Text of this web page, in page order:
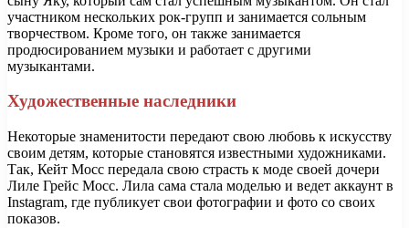
участником нескольких рок-групп и занимается сольным
творчеством. Кроме того, он также занимается
продюсированием музыки и работает с другими
музыкантами.
Художественные наследники
Некоторые знаменитости передают свою любовь к искусству
своим детям, которые становятся известными художниками.
Так, Кейт Мосс передала свою страсть к моде своей дочери
Лиле Грейс Мосс. Лила сама стала моделью и ведет аккаунт в
Instagram, где публикует свои фотографии и фото со своих
показов.